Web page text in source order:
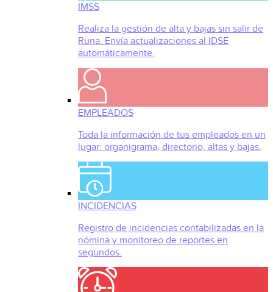
IMSS
Realiza la gestión de alta y bajas sin salir de
Runa. Envía actualizaciones al IDSE
automáticamente.
EMPLEADOS
Toda la información de tus empleados en un
lugar: organigrama, directorio, altas y bajas.
INCIDENCIAS
Registro de incidencias contabilizadas en la
nómina y monitoreo de reportes en
segundos.